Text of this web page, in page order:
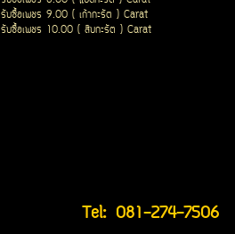
รับซื้อเพชร 9.00 ( เก้ากะรัต ) Carat
รับซื้อเพชร 10.00 ( สิบกะรัต ) Carat
Tel: 081-274-7506